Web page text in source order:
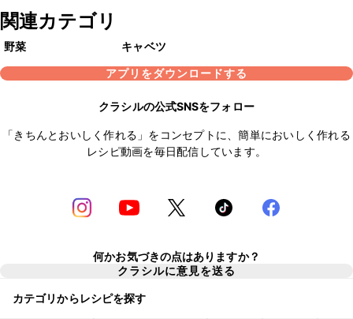
関連カテゴリ
野菜
キャベツ
アプリをダウンロードする
クラシルの公式SNSをフォロー
「きちんとおいしく作れる」をコンセプトに、簡単においしく作れる
レシピ動画を毎日配信しています。
何かお気づきの点はありますか？
クラシルに意見を送る
カテゴリからレシピを探す